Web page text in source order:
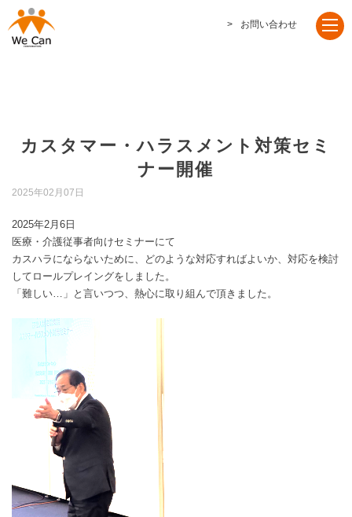
お問い合わせ
カスタマー・ハラスメント対策セミ
ナー開催
2025年02月07日
2025年2月6日
医療・介護従事者向けセミナーにて
カスハラにならないために、どのような対応すればよいか、対応を検討
してロールプレイングをしました。
「難しい…」と言いつつ、熱心に取り組んで頂きました。